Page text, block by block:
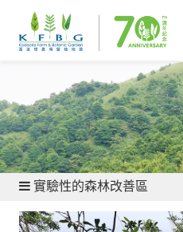
保育與研究 - 植物保育
實驗性的森林改善區